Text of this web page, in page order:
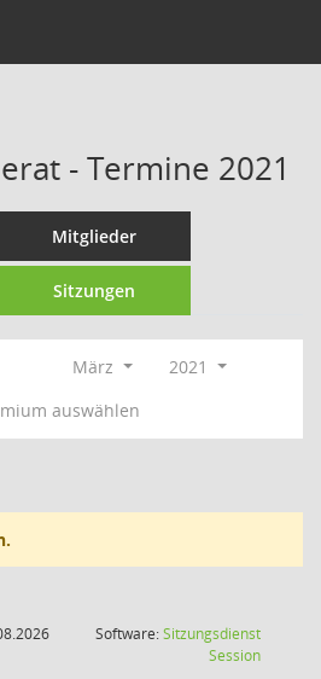
- Termine 2021
Mitglieder
Sitzungen
März
2021
auswählen
Software:Sitzungsdienst
Session(Wird in